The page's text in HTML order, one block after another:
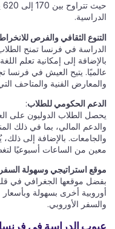
الدراسية.
التنوع الثقافي والفرص
الدراسة في فرنسا تمنح
بالإضافة إلى إمكانية تعلم
عالميًا. يتيح العيش في فرنسا
والمعارض الفنية والمتاحف
الدعم الحكومي للطلاب:
يحصل الطلاب الدوليون على
والدعم المالي، بما في ذلك
والجامعات. بالإضافة إلى
معين من الساعات أسبوعيًا
موقع استراتيجي وسهولة السفر
بفضل موقعها الجغرافي في
أوروبية أخرى بسهولة وبأسعار
والسفر الأوروبي.
عيوب الدراسة في فرنسا